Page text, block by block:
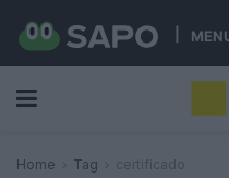
Home Tag certificado